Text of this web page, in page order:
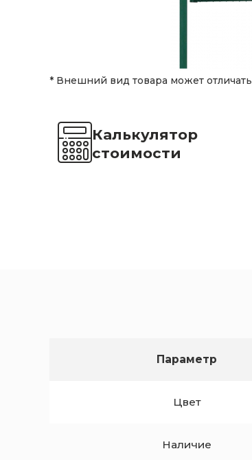
* Внешний вид товара может
Калькулятор
стоимости
Параметр
Цвет
Наличие